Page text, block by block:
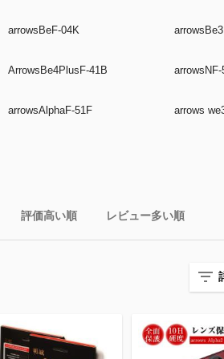
arrowsBeF-04K
ArrowsBe4PlusF-41B arrowsNF-
arrowsAlphaF-51F arrows
評価高い順 レビュー多い順